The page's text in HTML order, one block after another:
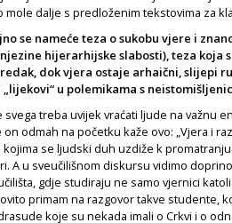
mole dalje s predloženim tekstovima za
se nameće teza o sukobu vjere i
hijerarhijske slabosti), teza koja
dok vjera ostaje arhaični, slijepi
„lijekovi“ u polemikama s
svega treba uvijek vraćati ljude na važnu
on odmah na početku kaže ovo: „Vjera i
kojima se ljudski duh uzdiže k
A u sveučilišnom diskursu vidimo
gdje studiraju ne samo vjernici
primam na razgovor takve studente,
koje su nekada imali o Crkvi i o